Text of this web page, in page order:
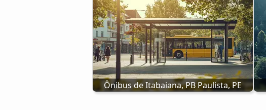
Ônibus de Itabaiana, PB Paulista, PE